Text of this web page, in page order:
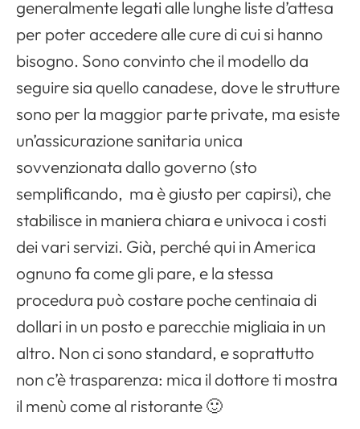
generalmente legati alle lunghe liste d’attesa
per poter accedere alle cure di cui si hanno
bisogno. Sono convinto che il modello da
seguire sia quello canadese, dove le strutture
sono per la maggior parte private, ma esiste
un’assicurazione sanitaria unica
sovvenzionata dallo governo (sto
semplificando, ma è giusto per capirsi), che
stabilisce in maniera chiara e univoca i costi
dei vari servizi. Già, perché qui in America
ognuno fa come gli pare, e la stessa
procedura può costare poche centinaia di
dollari in un posto e parecchie migliaia in un
altro. Non ci sono standard, e soprattutto
non c’è trasparenza: mica il dottore ti mostra
il menù come al ristorante 🙂